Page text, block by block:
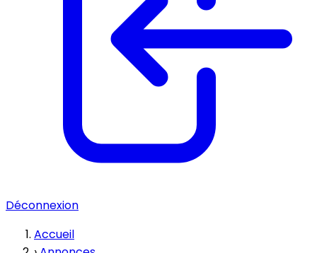
Déconnexion
Accueil